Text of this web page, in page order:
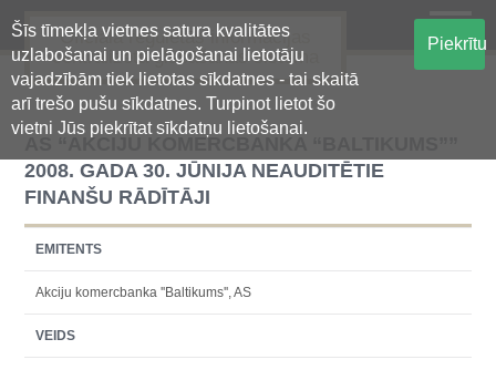
Šīs tīmekļa vietnes satura kvalitātes
uzlabošanai un pielāgošanai lietotāju
vajadzībām tiek lietotas sīkdatnes - tai skaitā
arī trešo pušu sīkdatnes. Turpinot lietot šo
vietni Jūs piekrītat sīkdatņu lietošanai.
Piekrītu
Oficiālā regulētās informācijas
centralizētā glabāšanas sistēma
AS “AKCIJU KOMERCBANKA “BALTIKUMS””
2008. GADA 30. JŪNIJA NEAUDITĒTIE
FINANŠU RĀDĪTĀJI
EMITENTS
Akciju komercbanka ''Baltikums'', AS
VEIDS